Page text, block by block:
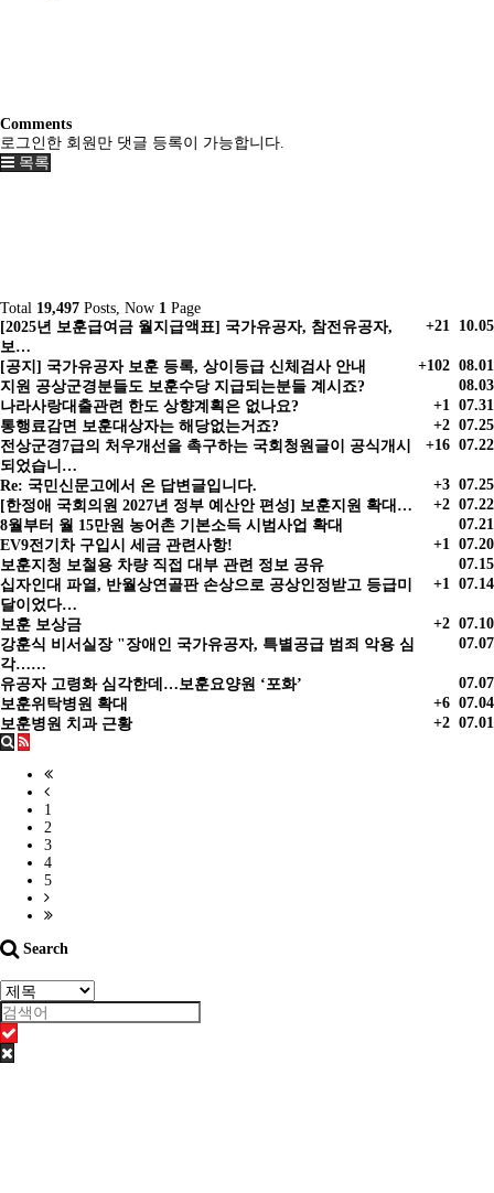
Comments
로그인한 회원만 댓글 등록이 가능합니다.
목록
Total 19,497 Posts, Now 1 Page
+21
10.05
[2025년 보훈급여금 월지급액표] 국가유공자, 참전유공자,
보…
+102 08.01
[공지] 국가유공자 보훈 등록, 상이등급 신체검사 안내
08.03
지원 공상군경분들도 보훈수당 지급되는분들 계시죠?
+1
07.31
나라사랑대출관련 한도 상향계획은 없나요?
+2 07.25
통행료감면 보훈대상자는 해당없는거죠?
+16 07.22
전상군경7급의 처우개선을 촉구하는 국회청원글이 공식개시
되었습니…
+3 07.25
Re: 국민신문고에서 온 답변글입니다.
+2 07.22
[한정애 국회의원 2027년 정부 예산안 편성] 보훈지원 확대…
07.21
8월부터 월 15만원 농어촌 기본소득 시범사업 확대
+1
07.20
EV9전기차 구입시 세금 관련사항!
07.15
보훈지청 보철용 차량 직접 대부 관련 정보 공유
+1
07.14
십자인대 파열, 반월상연골판 손상으로 공상인정받고 등급미
달이었다…
+2 07.10
보훈 보상금
07.07
강훈식 비서실장 "장애인 국가유공자, 특별공급 범죄 악용 심
각……
07.07
유공자 고령화 심각한데…보훈요양원 ‘포화’
+6 07.04
보훈위탁병원 확대
+2 07.01
보훈병원 치과 근황
1
2
3
4
5
Search